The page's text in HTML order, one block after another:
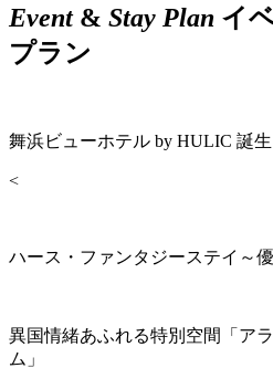
Event& Stay Plan イ
プラン
舞浜ビューホテル by HULIC 誕
<
ハース・ファンタジーステイ～
異国情緒あふれる特別空間「ア
ム」